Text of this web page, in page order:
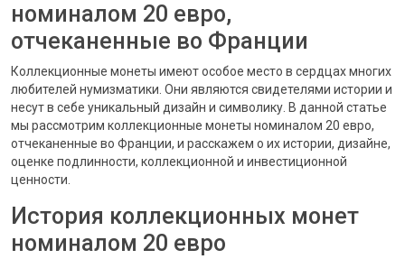
номиналом 20 евро,
отчеканенные во Франции
Коллекционные монеты имеют особое место в сердцах многих
любителей нумизматики. Они являются свидетелями истории и
несут в себе уникальный дизайн и символику. В данной статье
мы рассмотрим коллекционные монеты номиналом 20 евро,
отчеканенные во Франции, и расскажем о их истории, дизайне,
оценке подлинности, коллекционной и инвестиционной
ценности.
История коллекционных монет
номиналом 20 евро